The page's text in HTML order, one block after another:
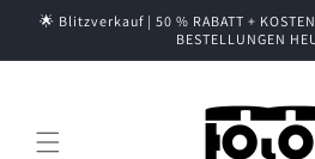
zum
🌟 Blitzverkauf | 50 % RABATT +
BESTELLUNGEN